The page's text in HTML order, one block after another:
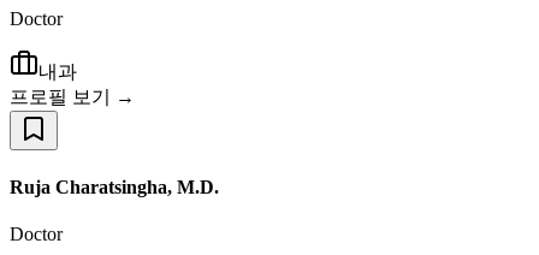
Doctor
내과
프로필 보기 →
Ruja Charatsingha, M.D.
Doctor